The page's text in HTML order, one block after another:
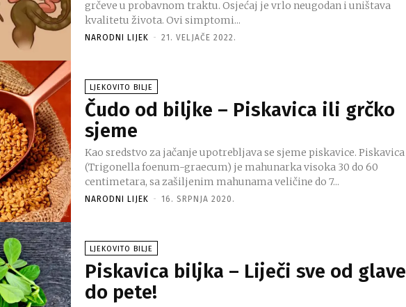
grčeve u probavnom traktu. Osjećaj je vrlo neugodan i uništava
kvalitetu života. Ovi simptomi...
NARODNI LIJEK - 21. VELJAČE 2022.
LJEKOVITO BILJE
Čudo od biljke – Piskavica ili grčko
sjeme
Kao sredstvo za jačanje upotrebljava se sjeme piskavice. Piskavica
(Trigonella foenum-graecum) je mahunarka visoka 30 do 60
centimetara, sa zašiljenim mahunama veličine do 7...
NARODNI LIJEK - 16. SRPNJA 2020.
LJEKOVITO BILJE
Piskavica biljka – Liječi sve od glave
do pete!